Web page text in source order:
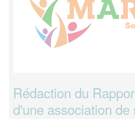
Rédaction du
d'une association de